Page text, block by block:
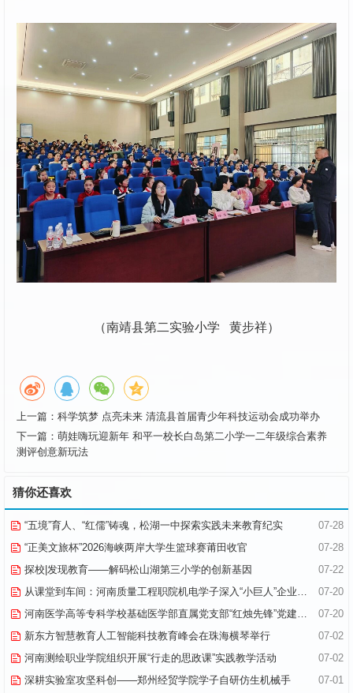
（南靖县第二实验小学 黄步祥）
上一篇： 科学筑梦 点亮未来 清流县首届青少年科技运动会成功举办
下一篇： 萌娃嗨玩迎新年 和平一校长白岛第二小学一二年级综合素养
测评创意新玩法
猜你还喜欢
07-28
“五境”育人、“红儒”铸魂，松湖一中探索实践未来教育纪实
07-28
“正美文旅杯”​2026海峡两岸大学生篮球赛莆田收官
07-22
探校|发现教育——解码松山湖第三小学的创新基因
07-20
从课堂到车间：河南质量工程职院机电学子深入“小巨人”企业，交出8份青春“智造”答卷
07-20
河南医学高等专科学校基础医学部直属党支部“红烛先锋”党建品牌创建纪实
07-02
新东方智慧教育人工智能科技教育峰会在珠海横琴举行
07-02
河南测绘职业学院组织开展“行走的思政课”实践教学活动
07-01
深耕实验室攻坚科创——郑州经贸学院学子自研仿生机械手